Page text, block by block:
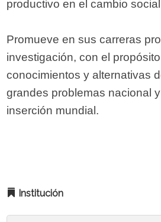
productivo en el cambio
Promueve en sus carreras
investigación, con el
conocimientos y alternativas
grandes problemas nacional
inserción mundial.
Institución